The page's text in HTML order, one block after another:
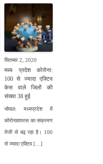
सितम्बर 2, 2020
मध्य प्रदेश कोरोना:
100 से ज्यादा एक्टिव
केस वाले जिलों की
संख्या 38 हुई
भोपाल: मध्यप्रदेश में
कोरोनावायरस का संक्रमण
तेजी से बढ़ रहा है। 100
से ज्यादा एक्टिव […]